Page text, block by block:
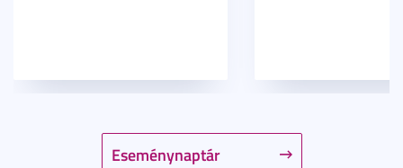
Eseménynaptár